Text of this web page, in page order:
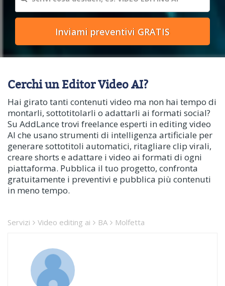
Cerchi un Editor Video AI?
Hai girato tanti contenuti video ma non hai tempo di
montarli, sottotitolarli o adattarli ai formati social?
Su AddLance trovi freelance esperti in editing video
AI che usano strumenti di intelligenza artificiale per
generare sottotitoli automatici, ritagliare clip virali,
creare shorts e adattare i video ai formati di ogni
piattaforma. Pubblica il tuo progetto, confronta
gratuitamente i preventivi e pubblica più contenuti
in meno tempo.
Servizi Video editing ai BA Molfetta